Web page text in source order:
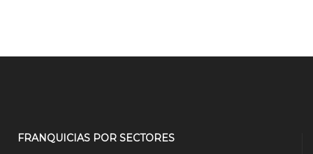
FRANQUICIAS POR SECTORES